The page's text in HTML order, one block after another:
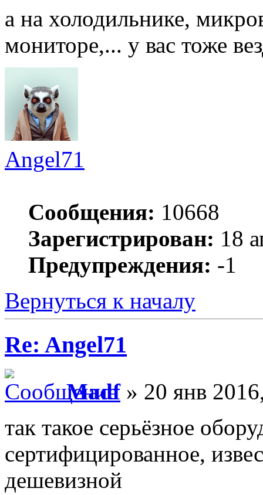
а на холодильнике,
мониторе,... у вас тоже
Angel71
Сообщения: 10668
Зарегистрирован: 18
Предупреждения: -1
Вернуться к началу
Re: Angel71
Madf» 20 янв
так такое серьёзное
сертифицированное,
дешевизной